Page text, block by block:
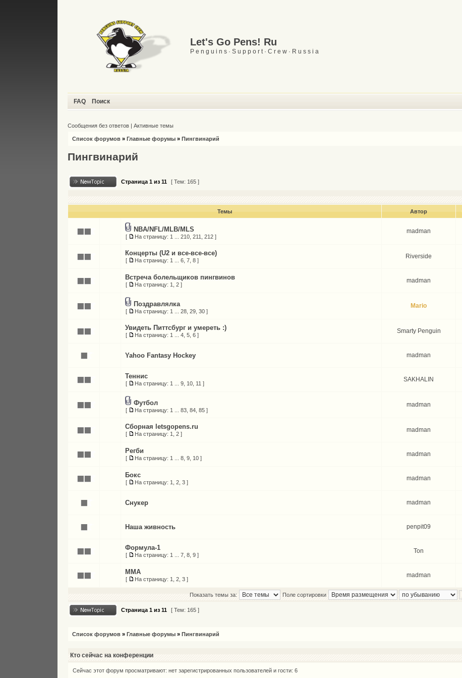
Let's Go Pens! Ru
P e n g u i n s · S u p p o r t · C r e w · R u s s i a
FAQ Поиск
Сообщения без ответов |Активные темы
Список форумов »Главные форумы »Пингвинарий
Пингвинарий
Страница1 из11 [ Тем: 165 ]
Темы Автор
NBA/NFL/MLB/MLS
[ На страницу: 1 ...210 ,211 ,212 ]
madman
Концерты (U2 и все-все-все)
[ На страницу: 1 ...6 ,7 ,8 ]
Riverside
Встреча болельщиков пингвинов
[ На страницу: 1 ,2 ]
madman
Поздравлялка
[ На страницу: 1 ...28 ,29 ,30 ]
Mario
Увидеть Питтсбург и умереть :)
[ На страницу: 1 ...4 ,5 ,6 ]
Smarty Penguin
Yahoo Fantasy Hockey madman
Теннис
[ На страницу: 1 ...9 10 11 ]
SAKHALIN
Футбол
[ На страницу: 1 ...83 ,84 ,85 ]
madman
Сборная letsgopens.ru
[ На страницу: 1 ,2 ]
madman
Регби
[ На страницу: 1 ...8 ,9 10 ]
madman
Бокс
[ На страницу: 1 ,2 ,3 ]
madman
Снукер madman
Наша живность penpit09
Формула-1
[ На страницу: 1 ...7 ,8 ,9 ]
Ton
MMA
[ На страницу: 1 ,2 ,3 ]
madman
Показать темы за: Поле сортировки
Страница1 из11 [ Тем: 165 ]
Список форумов »Главные форумы »Пингвинарий
Кто сейчас на конференции
Сейчас этот форум просматривают: нет зарегистрированных пользователей и гости: 6